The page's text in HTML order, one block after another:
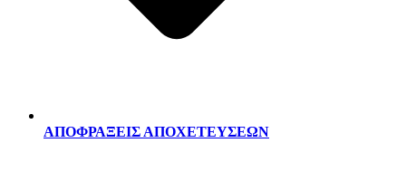
ΑΠΟΦΡΑΞΕΙΣ ΑΠΟΧΕΤΕΥΣΕΩΝ